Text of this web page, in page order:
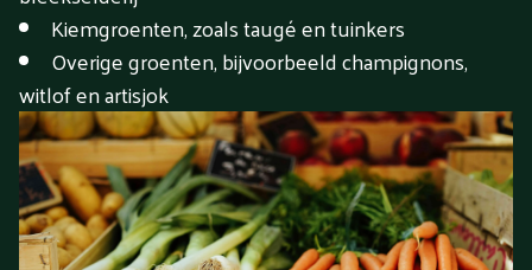
Kiemgroenten, zoals taugé en tuinkers
Overige groenten, bijvoorbeeld champignons,
witlof en artisjok